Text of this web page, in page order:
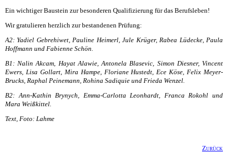
Ein wichtiger Baustein zur besonderen Qualifizierung für das Berufsleben!
Wir gratulieren herzlich zur bestandenen Prüfung:
A2: Yadiel Gebrehiwet, Pauline Heimerl, Jule Krüger, Rabea Lüdecke, Paula
Hoffmann und Fabienne Schön.
B1: Nalin Akcam, Hayat Alawie, Antonela Blasevic, Simon Diesner, Vincent
Ewers, Lisa Gollart, Mira Hampe, Floriane Hustedt, Ece Köse, Felix Meyer-
Brucks, Raphal Peinemann, Rohina Sadiquie und Frieda Wenzel.
B2: Ann-Kathin Brynych, Emma-Carlotta Leonhardt, Franca Rokohl und
Mara Weißkittel.
Text, Foto: Lahme
Zurück